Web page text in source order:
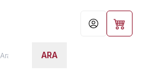
ARA
Hesabım